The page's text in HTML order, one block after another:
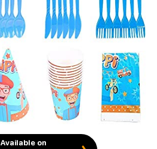
Available on